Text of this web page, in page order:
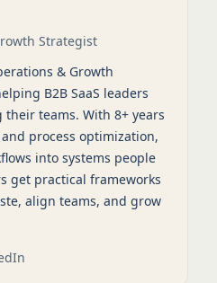
Strategist
& Growth
B2B SaaS leaders
teams. With 8+ years
process optimization,
into systems people
get practical frameworks
align teams, and grow